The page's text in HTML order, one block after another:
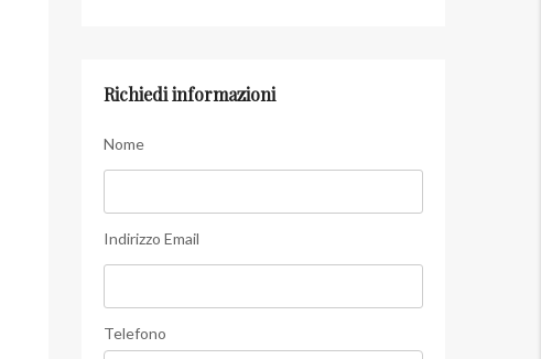
Richiedi informazioni
Nome
Indirizzo Email
Telefono